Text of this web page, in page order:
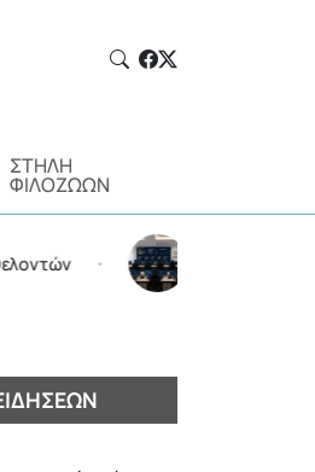
ΣΤΉΛΗ
ΦΙΛΌΖΩΩΝ
• Υπεγράφη η σύμβαση